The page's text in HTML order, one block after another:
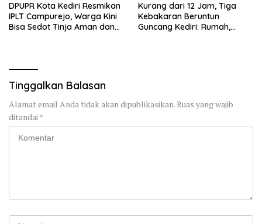
DPUPR Kota Kediri Resmikan
IPLT Campurejo, Warga Kini
Bisa Sedot Tinja Aman dan
Kurang dari 12 Jam, Tiga
Kebakaran Beruntun
Guncang Kediri: Rumah,
Tinggalkan Balasan
Alamat email Anda tidak akan dipublikasikan.Ruas yang wajib
ditandai*